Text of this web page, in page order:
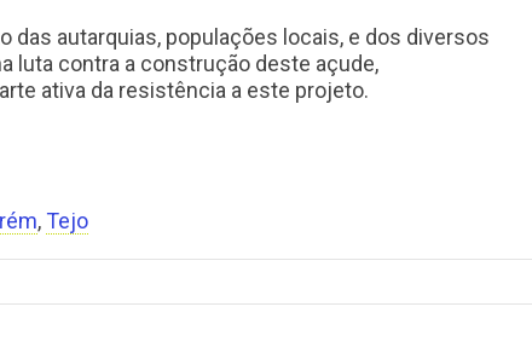
das autarquias, populações locais, e dos diversos
luta contra a construção deste açude,
ativa da resistência a este projeto.
, Tejo